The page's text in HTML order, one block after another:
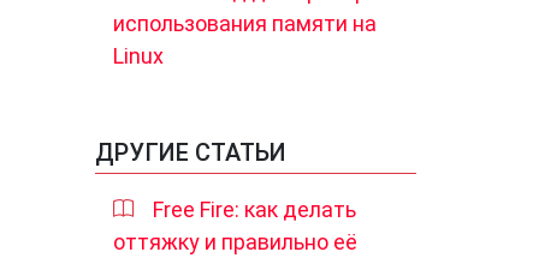
использования памяти на
Linux
ДРУГИЕ СТАТЬИ
Free Fire: как делать
оттяжку и правильно её